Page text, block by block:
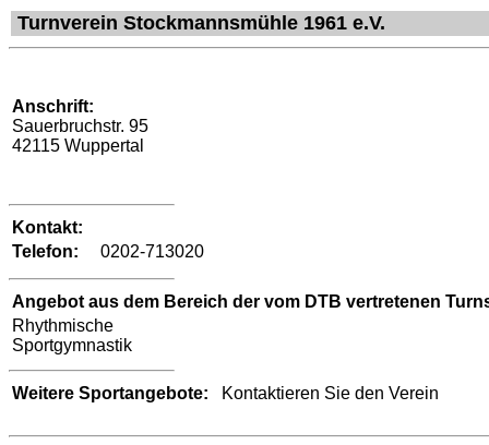
Turnverein Stockmannsmühle 1961 e.V.
Anschrift:
Sauerbruchstr. 95
42115 Wuppertal
Kontakt:
Telefon:
0202-713020
Angebot aus dem Bereich der vom DTB vertretenen
Rhythmische
Sportgymnastik
Weitere Sportangebote: Kontaktieren Sie den Verein